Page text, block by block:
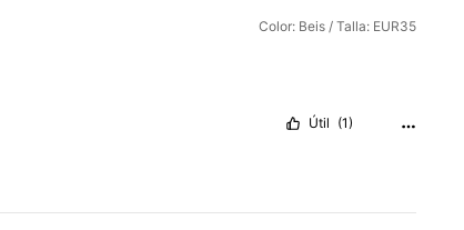
Color: Beis / Talla: EUR35
Útil (1)